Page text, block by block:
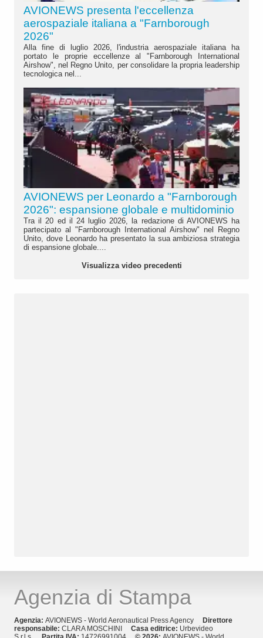
AVIONEWS presenta l'eccellenza
aerospaziale italiana a "Farnborough
2026"
Alla fine di luglio 2026, l'industria aerospaziale italiana ha
portato le proprie eccellenze al "Farnborough International
Airshow", nel Regno Unito, per consolidare la propria leadership
tecnologica nel...
AVIONEWS per Leonardo a "Farnborough
2026": espansione globale e multidominio
Tra il 20 ed il 24 luglio 2026, la redazione di AVIONEWS ha
partecipato al "Farnborough International Airshow" nel Regno
Unito, dove Leonardo ha presentato la sua ambiziosa strategia
di espansione globale....
Visualizza video precedenti
Agenzia di Stampa
Agenzia: AVIONEWS - World Aeronautical Press Agency Direttore
responsabile: CLARA MOSCHINI Casa editrice: Urbevideo